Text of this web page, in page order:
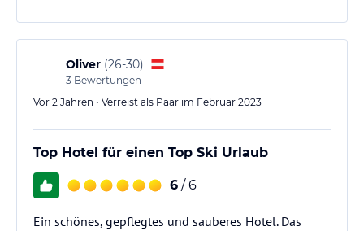
Oliver (26-30)
3 Bewertungen
Vor 2 Jahren • Verreist als Paar im Februar 2023
Top Hotel für einen Top Ski Urlaub
6 / 6
Ein schönes, gepflegtes und sauberes Hotel. Das